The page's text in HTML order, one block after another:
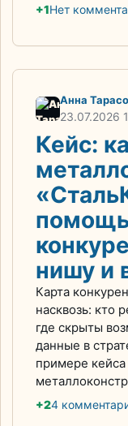
+1Нет
Анна
23.07.2026
Кейс:
нишу и
Карта
насквозь: кто
где скрыты
данные в
примере
+24